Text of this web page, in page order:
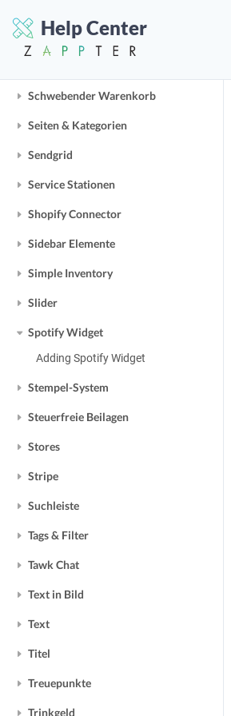
Help Center
SMTP-Mailer
Schwebender Warenkorb
Seiten & Kategorien
Sendgrid
Service Stationen
Shopify Connector
Sidebar Elemente
Simple Inventory
Slider
Spotify Widget
Adding Spotify Widget
Stempel-System
Steuerfreie Beilagen
Stores
Stripe
Suchleiste
Tags & Filter
Tawk Chat
Text in Bild
Text
Titel
Treuepunkte
Trinkgeld